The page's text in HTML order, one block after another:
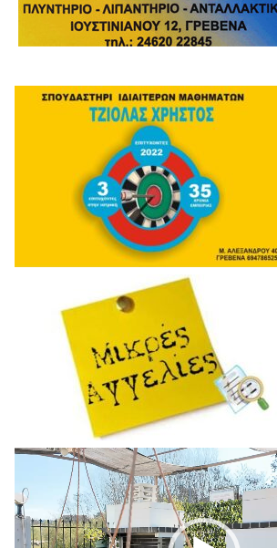
Πρόγραμμα
Αναπαραγωγής
Βίντεο